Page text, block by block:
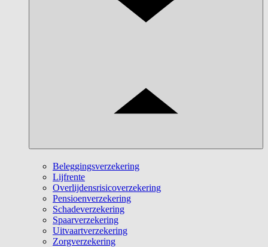
Beleggingsverzekering
Lijfrente
Overlijdensrisicoverzekering
Pensioenverzekering
Schadeverzekering
Spaarverzekering
Uitvaartverzekering
Zorgverzekering